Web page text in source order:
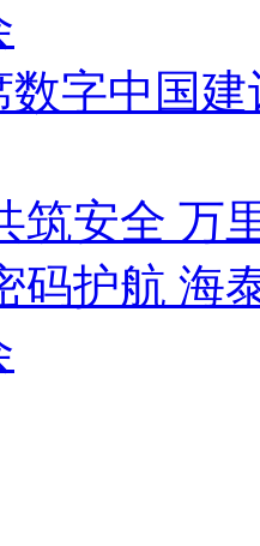
字中国
筑安全 万
码护航 海